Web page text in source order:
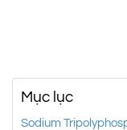
Mục lục
Sodium